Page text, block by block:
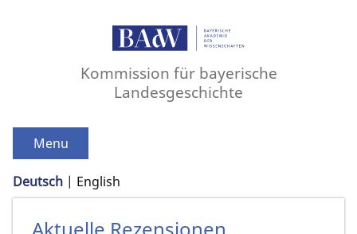
Kommission für bayerische
Landesgeschichte
Menu
Deutsch English